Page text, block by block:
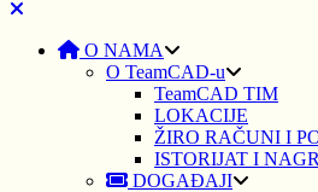
O NAMA
O TeamCAD-u
TeamCAD TIM
LOKACIJE
ŽIRO RAČUNI I
ISTORIJAT I
DOGAĐAJI